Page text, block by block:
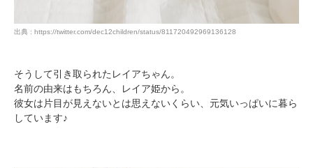
出典 : https://twitter.com/dec12children/status/811720492969136128
そうして引き取られたレイアちゃん。
名前の由来はもちろん、レイア姫から。
彼女は片目が見えないとは思えないくらい、元気いっぱいに暮ら
しています♪